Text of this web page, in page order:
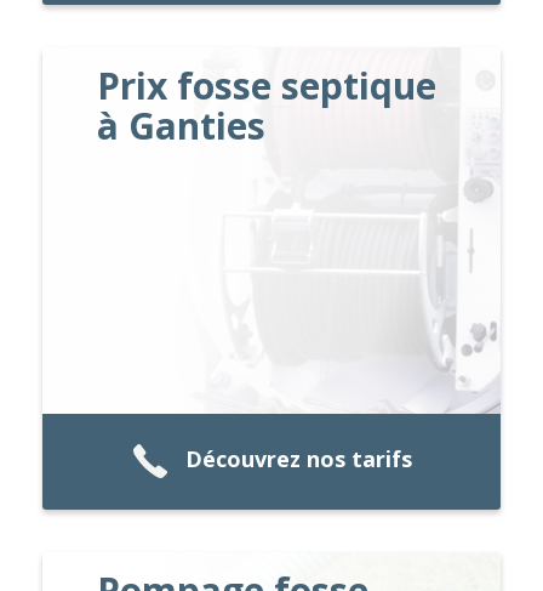
Prix fosse septique
à Ganties
Découvrez nos tarifs